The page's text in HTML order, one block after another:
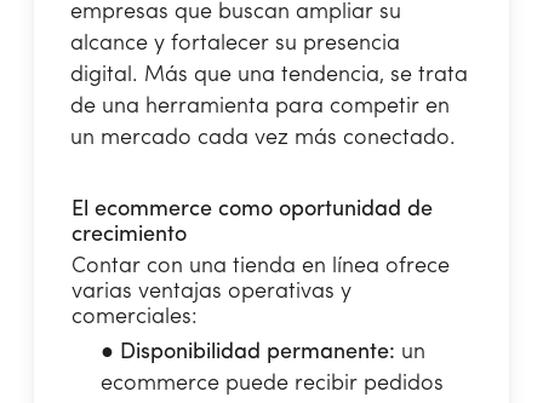
empresas que buscan ampliar su
alcance y fortalecer su presencia
digital. Más que una tendencia, se trata
de una herramienta para competir en
un mercado cada vez más conectado.
El ecommerce como oportunidad de
crecimiento
Contar con una tienda en línea ofrece
varias ventajas operativas y
comerciales:
● Disponibilidad permanente: un
ecommerce puede recibir pedidos